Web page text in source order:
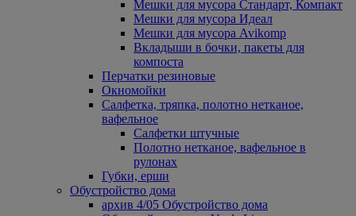
Мешки для мусора Стандарт, Компакт
Мешки для мусора Идеал
Мешки для мусора Avikomp
Вкладыши в бочки, пакеты для
компоста
Перчатки резиновые
Окномойки
Салфетка, тряпка, полотно нетканое,
вафельное
Салфетки штучные
Полотно нетканое, вафельное в
рулонах
Губки, ерши
Обустройство дома
архив 4/05 Обустройство дома